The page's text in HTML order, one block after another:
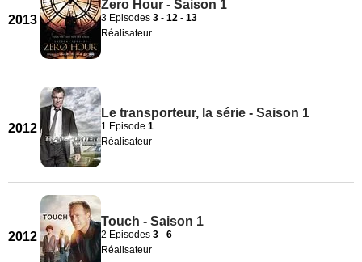
2013
Zero Hour - Saison 1
3 Episodes 3 - 12 - 13
Réalisateur
2012
Le transporteur, la série - Saison 1
1 Episode 1
Réalisateur
2012
Touch - Saison 1
2 Episodes 3 - 6
Réalisateur